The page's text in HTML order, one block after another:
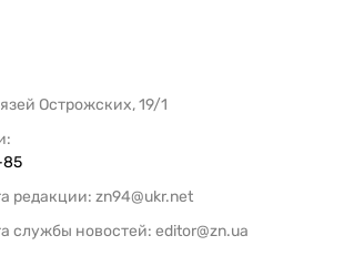
Острожских, 19/1
редакции: zn94@ukr.net
службы новостей: editor@zn.ua